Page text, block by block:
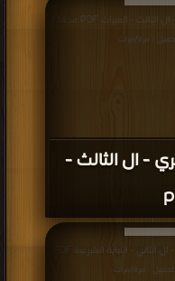
- ال الثالث -
قراءة و تحميل كتاب كتاب قانون الأسرة الجزائري - ال الثالث - الميراث PDF مجانا |
: مرة/مرات
: مرة/مرات